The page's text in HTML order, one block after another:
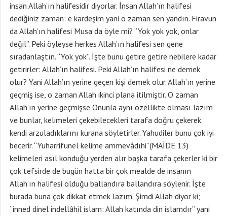
insan Allah’ın halifesidir diyorlar. İnsan Allah’ın halifesi
dediğiniz zaman: e kardeşim yani o zaman sen yandın. Firavun
da Allah’ın halifesi Musa da öyle mi? “Yok yok yok, onlar
değil”. Peki öyleyse herkes Allah’ın halifesi sen gene
sıradanlaştın. “Yok yok”. İşte bunu getire getire nebilere kadar
getirirler: Allah’ın halifesi. Peki Allah’ın halifesi ne demek
olur? Yani Allah’ın yerine geçen kişi demek olur. Allah’ın yerine
geçmiş ise, o zaman Allah ikinci plana itilmiştir. O zaman
Allah’ın yerine geçmişse Onunla aynı özellikte olması lazım
ve bunlar, kelimeleri çekebilecekleri tarafa doğru çekerek
kendi arzuladıklarını kurana söyletirler. Yahudiler bunu çok iyi
becerir. “Yuharrifunel kelime ammevâdıhi”(MAİDE 13)
kelimeleri asıl konduğu yerden alır başka tarafa çekerler ki bir
çok tefsirde de bugün hatta bir çok mealde de insanın
Allah’ın halifesi olduğu ballandıra ballandıra söylenir. İşte
burada buna çok dikkat etmek lazım. Şimdi Allah diyor ki;
“inned dinel indellâhil islam: Allah katında din islamdır” yani